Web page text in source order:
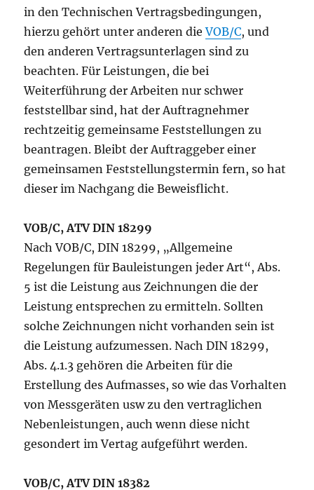
in den Technischen Vertragsbedingungen,
hierzu gehört unter anderen dieVOB/C, und
den anderen Vertragsunterlagen sind zu
beachten. Für Leistungen, die bei
Weiterführung der Arbeiten nur schwer
feststellbar sind, hat der Auftragnehmer
rechtzeitig gemeinsame Feststellungen zu
beantragen. Bleibt der Auftraggeber einer
gemeinsamen Feststellungstermin fern, so hat
dieser im Nachgang die Beweisflicht.
VOB/C, ATV DIN 18299
Nach VOB/C, DIN 18299, „Allgemeine
Regelungen für Bauleistungen jeder Art“, Abs.
5 ist die Leistung aus Zeichnungen die der
Leistung entsprechen zu ermitteln. Sollten
solche Zeichnungen nicht vorhanden sein ist
die Leistung aufzumessen. Nach DIN 18299,
Abs. 4.1.3 gehören die Arbeiten für die
Erstellung des Aufmasses, so wie das Vorhalten
von Messgeräten usw zu den vertraglichen
Nebenleistungen, auch wenn diese nicht
gesondert im Vertag aufgeführt werden.
VOB/C, ATV DIN 18382